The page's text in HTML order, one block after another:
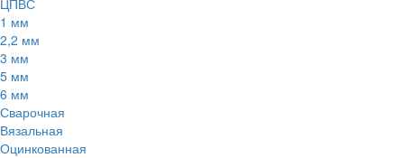
1 мм
2,2 мм
3 мм
5 мм
6 мм
Сварочная
Вязальная
Оцинкованная